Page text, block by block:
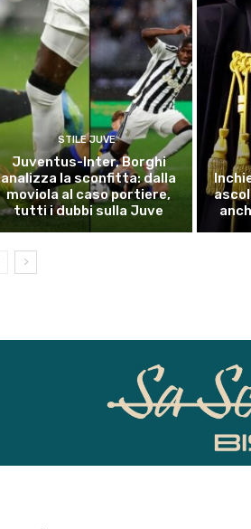
STILE JUVE
Juventus-Inter, Borghi
analizza la sconfitta: dalla
moviola al caso portiere,
tutti i dubbi sulla Juve